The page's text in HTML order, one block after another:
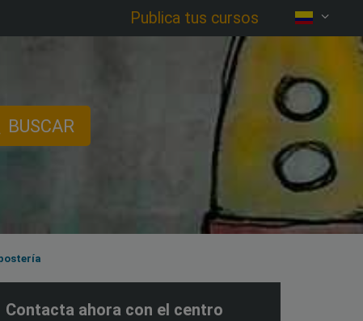
Publica tus cursos
BUSCAR
Contacta ahora con el centro